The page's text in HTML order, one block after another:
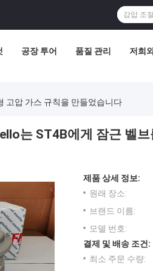
공장 투어 품질 관리 저희
고압 가스 규칙을 만들었습니다
는 ST4B에게 잠근 벨
제품 상세 정보:
원래 장소:
브랜드 이름:
모델 번호:
결제 및 배송 조건:
최소 주문 수량: